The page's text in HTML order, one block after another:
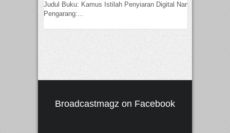
Judul Buku: Kamus Istilah Penyiaran Digital Nama
Pengarang:...
Broadcastmagz on Facebook